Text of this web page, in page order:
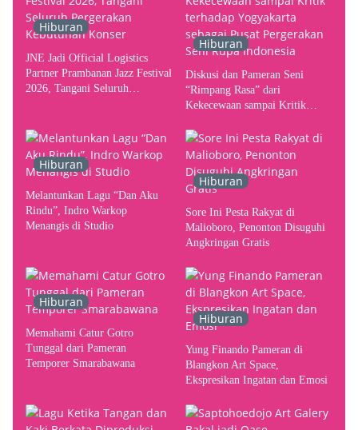
Hiburan
JNE Jadi Official Logistics
Partner Prambanan Jazz Festival
2026, Tangani Seluruh
Hiburan
Diskusi dan Pameran Seni
“Rimpang Rasa” dari
Kekecewaan sampai Kritik
Pusat Pergerakan Seni Rupa
Indonesia
Hiburan
Melantunkan Lagu “Dan Aku
Rindu”, Indro Warkop
Menangis di Studio
Hiburan
Sore Ini Pesta Rakyat di
Malioboro, Penonton Disuguhi
Angkringan Gratis
Hiburan
Memahami Catur Gotro
Tunggal dari Pameran
Temporer Smarabawana
Hiburan
Yung Finando Pameran di
Blangkon Art Space,
Ekspresikan Ingatan dan Emosi